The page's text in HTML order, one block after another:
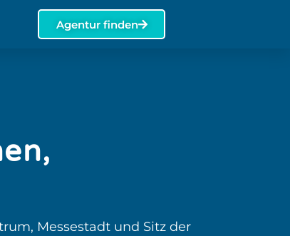
Agentur finden
Messestadt und Sitz der